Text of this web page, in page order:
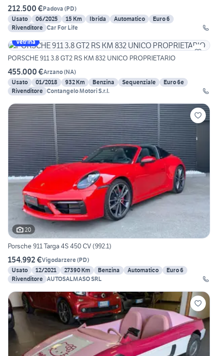
212.500 €Padova (PD)
Usato
06/2025 15 Km Ibrida Automatico
Euro 6
Rivenditore Car For Life
Vetrina
PORSCHE 911 3.8 GT2 RS KM 832 UNICO PROPRIETARIO
455.000 €Arzano(NA)
Usato
01/2018 932 Km Benzina Sequenziale
Euro 6e
Rivenditore Contangelo Motori S.r.l.
20
Porsche 911 Targa 4S 450 CV (992.1)
154.992 €Vigodarzere(PD)
Usato
12/2021 27390 Km Benzina Automatico
Euro 6
Rivenditore AUTOSALMASO SRL